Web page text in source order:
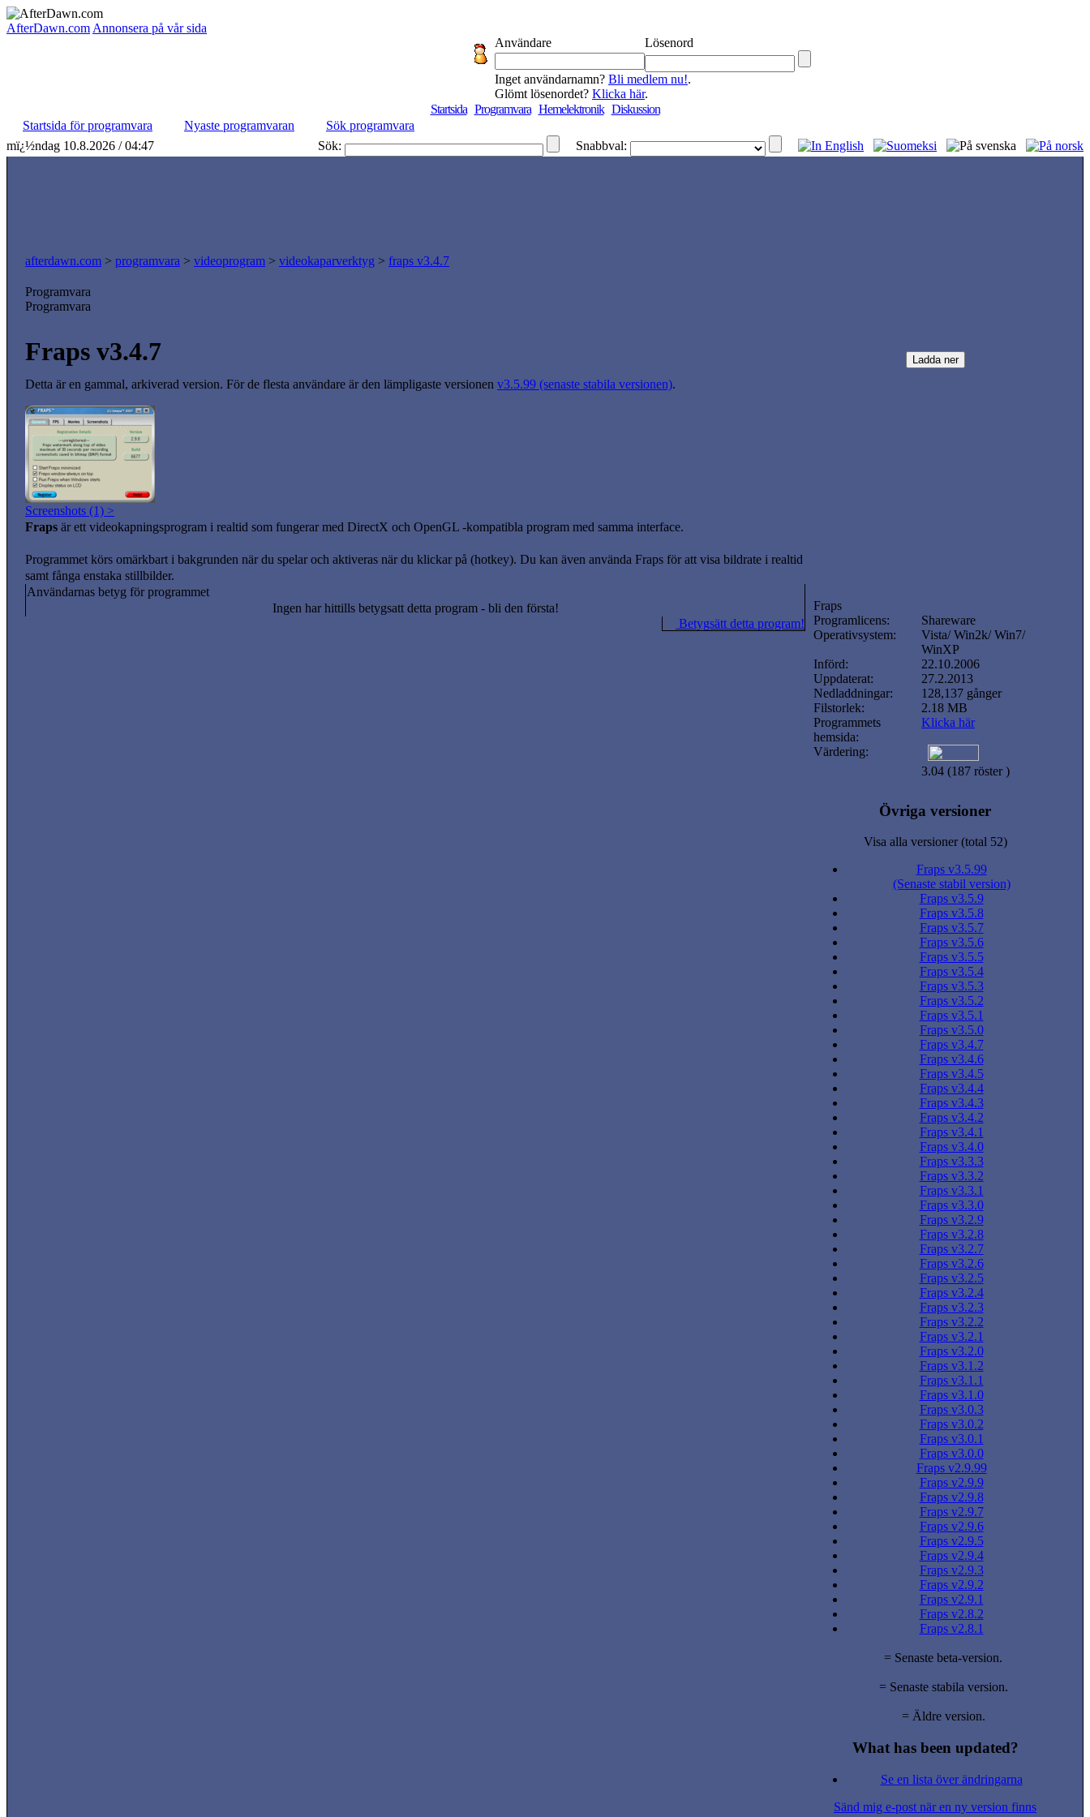
AfterDawn.com Annonsera på vår sida
Användare
Lösenord
Inget användarnamn? Bli medlem nu!.
Glömt lösenordet? Klicka här.
Startsida Programvara Hemelektronik Diskussion
Startsida för programvara
Nyaste programvaran
Sök programvara
mï¿½ndag 10.8.2026 / 04:47
Sök: Snabbval:
afterdawn.com > programvara > videoprogram > videokaparverktyg > fraps v3.4.7
Programvara
Programvara
Fraps v3.4.7
Detta är en gammal, arkiverad version. För de flesta användare är den lämpligaste versionen v3.5.99 (senaste stabila versionen).
Screenshots (1) >
Fraps är ett videokapningsprogram i realtid som fungerar med DirectX och OpenGL -kompatibla program med samma interface.
Programmet körs omärkbart i bakgrunden när du spelar och aktiveras när du klickar på (hotkey). Du kan även använda Fraps för att visa bildrate i realtid
samt fånga enstaka stillbilder.
Fraps
Programlicens:
Shareware
Operativsystem:
Vista/ Win2k/ Win7/
WinXP
Införd:
22.10.2006
Uppdaterat:
27.2.2013
Nedladdningar:
128,137 gånger
Filstorlek:
2.18 MB
Programmets
hemsida:
Klicka här
Värdering:
3.04 (187 röster )
Övriga versioner
Visa alla versioner (total 52)
Fraps v3.5.99
(Senaste stabil version)
Fraps v3.5.9
Fraps v3.5.8
Fraps v3.5.7
Fraps v3.5.6
Fraps v3.5.5
Fraps v3.5.4
Fraps v3.5.3
Fraps v3.5.2
Fraps v3.5.1
Fraps v3.5.0
Fraps v3.4.7
Fraps v3.4.6
Fraps v3.4.5
Fraps v3.4.4
Fraps v3.4.3
Fraps v3.4.2
Fraps v3.4.1
Fraps v3.4.0
Fraps v3.3.3
Fraps v3.3.2
Fraps v3.3.1
Fraps v3.3.0
Fraps v3.2.9
Fraps v3.2.8
Fraps v3.2.7
Fraps v3.2.6
Fraps v3.2.5
Fraps v3.2.4
Fraps v3.2.3
Fraps v3.2.2
Fraps v3.2.1
Fraps v3.2.0
Fraps v3.1.2
Fraps v3.1.1
Fraps v3.1.0
Fraps v3.0.3
Fraps v3.0.2
Fraps v3.0.1
Fraps v3.0.0
Fraps v2.9.99
Fraps v2.9.9
Fraps v2.9.8
Fraps v2.9.7
Fraps v2.9.6
Fraps v2.9.5
Fraps v2.9.4
Fraps v2.9.3
Fraps v2.9.2
Fraps v2.9.1
Fraps v2.8.2
Fraps v2.8.1
= Senaste beta-version.
= Senaste stabila version.
= Äldre version.
What has been updated?
Se en lista över ändringarna
Sänd mig e-post när en ny version finns
Användarnas betyg för programmet
Ingen har hittills betygsatt detta program - bli den första!
Betygsätt detta program!